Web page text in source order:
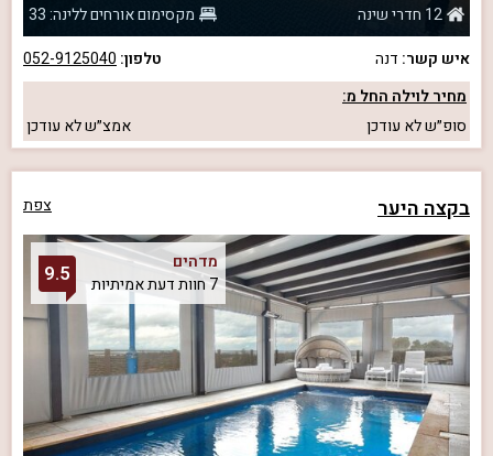
12 חדרי שינה
מקסימום אורחים ללינה: 33
איש קשר: דנה טלפון: 052-9125040
מחיר לוילה החל מ:
סופ״שלא עודכן אמצ״שלא עודכן
בקצה היער צפת
מדהים
7 חוות דעת אמיתיות
9.5